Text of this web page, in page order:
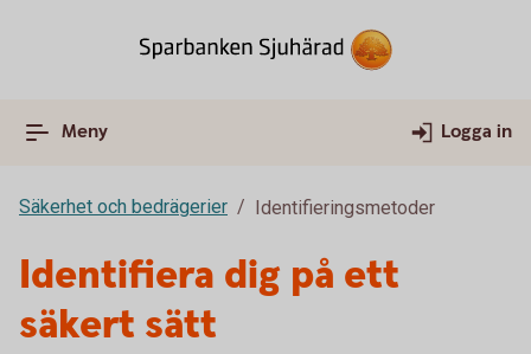
Meny Logga in
Säkerhet och bedrägerier Identifieringsmetoder
Identifiera dig på ett
säkert sätt